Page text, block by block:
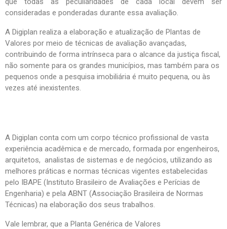
consideradas e ponderadas durante essa avaliação.
A Digiplan realiza a elaboração e atualização de Plantas de
Valores por meio de técnicas de avaliação avançadas,
contribuindo de forma intrínseca para o alcance da justiça fiscal,
não somente para os grandes municípios, mas também para os
pequenos onde a pesquisa imobiliária é muito pequena, ou às
vezes até inexistentes.
A Digiplan conta com um corpo técnico profissional de vasta
experiência acadêmica e de mercado, formada por engenheiros,
arquitetos, analistas de sistemas e de negócios, utilizando as
melhores práticas e normas técnicas vigentes estabelecidas
pelo IBAPE (Instituto Brasileiro de Avaliações e Perícias de
Engenharia) e pela ABNT (Associação Brasileira de Normas
Técnicas) na elaboração dos seus trabalhos.
Vale lembrar, que a Planta Genérica de Valores